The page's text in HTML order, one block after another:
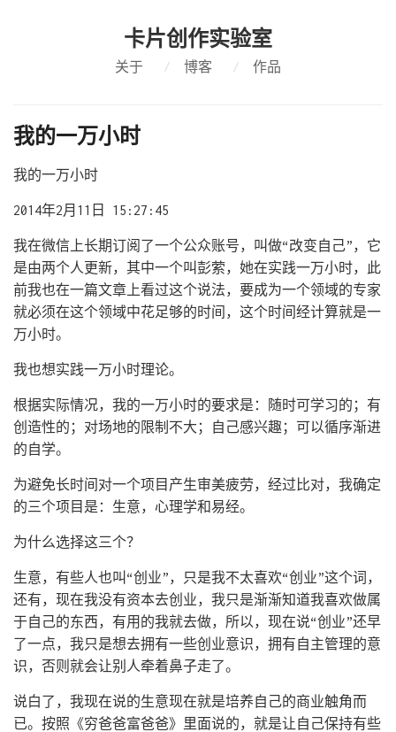
卡片创作实验室
关于 / 博客 / 作品
我的一万小时
我的一万小时
2014年2月11日 15:27:45
我在微信上长期订阅了一个公众账号，叫做“改变自己”，它
是由两个人更新，其中一个叫彭萦，她在实践一万小时，此
前我也在一篇文章上看过这个说法，要成为一个领域的专家
就必须在这个领域中花足够的时间，这个时间经计算就是一
万小时。
我也想实践一万小时理论。
根据实际情况，我的一万小时的要求是：随时可学习的；有
创造性的；对场地的限制不大；自己感兴趣；可以循序渐进
的自学。
为避免长时间对一个项目产生审美疲劳，经过比对，我确定
的三个项目是：生意，心理学和易经。
为什么选择这三个？
生意，有些人也叫“创业”，只是我不太喜欢“创业”这个词，
还有，现在我没有资本去创业，我只是渐渐知道我喜欢做属
于自己的东西，有用的我就去做，所以，现在说“创业”还早
了一点，我只是想去拥有一些创业意识，拥有自主管理的意
识，否则就会让别人牵着鼻子走了。
说白了，我现在说的生意现在就是培养自己的商业触角而
已。按照《穷爸爸富爸爸》里面说的，就是让自己保持有些